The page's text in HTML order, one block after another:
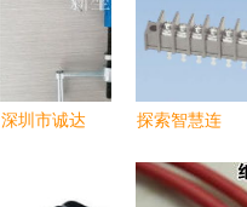
深圳市诚达
探索智慧连
——专访东